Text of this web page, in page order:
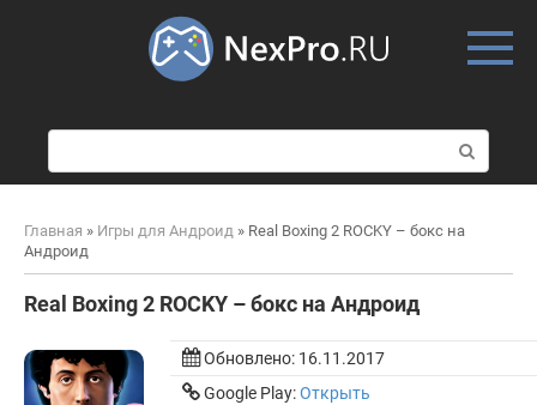
о
и
к
Главная » Игры для Андроид » Real Boxing 2 ROCKY – бокс на
Андроид
Real Boxing 2 ROCKY – бокс на Андроид
Обновлено: 16.11.2017
Google Play:Открыть